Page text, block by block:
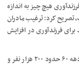
هیچ چیز به اندازه
تصریح کرد: ترغیب مادران
برای فرزندآوری در افزایش
به گفته وی، در استان گیلان تعداد زنان همسردار دهه ۶۰ حدود ۲۰۰ هزار نفر و